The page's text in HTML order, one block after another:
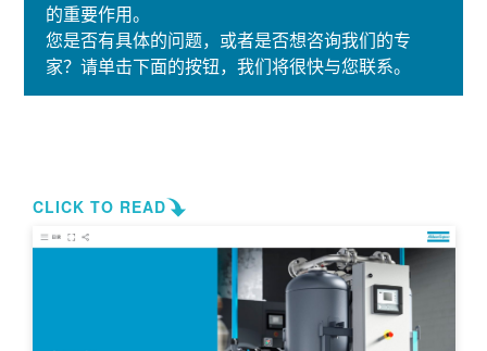
的重要作用。
您是否有具体的问题，或者是否想咨询我们的专
家？请单击下面的按钮，我们将很快与您联系。